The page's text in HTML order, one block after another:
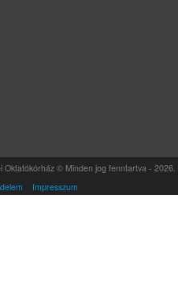
© Minden jog fenntartva - 2026.
Impresszum